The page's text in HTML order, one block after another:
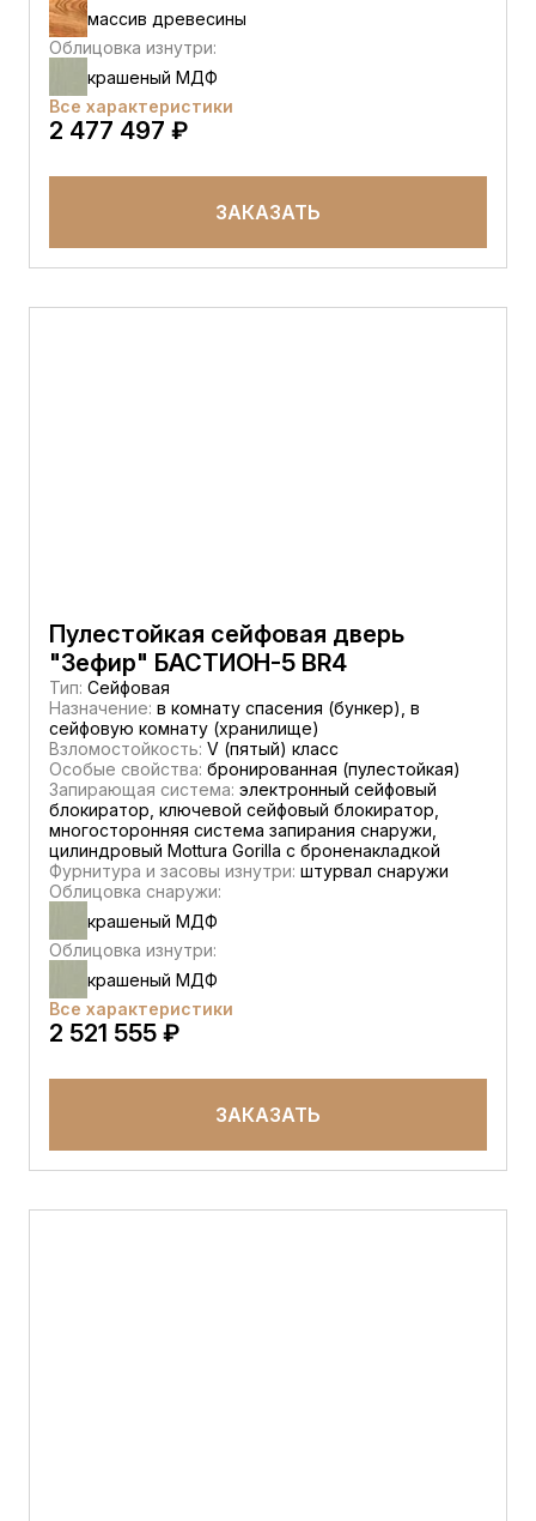
массив древесины
Облицовка изнутри:
крашеный МДФ
Все характеристики
2 477 497 ₽
ЗАКАЗАТЬ
Пулестойкая сейфовая дверь
"Зефир" БАСТИОН-5 BR4
Тип: Сейфовая
Назначение: в комнату спасения (бункер), в
сейфовую комнату (хранилище)
Взломостойкость: V (пятый) класс
Особые свойства: бронированная (пулестойкая)
Запирающая система: электронный сейфовый
блокиратор, ключевой сейфовый блокиратор,
многосторонняя система запирания снаружи,
цилиндровый Mottura Gorilla с броненакладкой
Фурнитура и засовы изнутри: штурвал снаружи
Облицовка снаружи:
крашеный МДФ
Облицовка изнутри:
крашеный МДФ
Все характеристики
2 521 555 ₽
ЗАКАЗАТЬ